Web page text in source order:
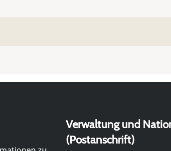
Verwaltung und
(Postanschrift)